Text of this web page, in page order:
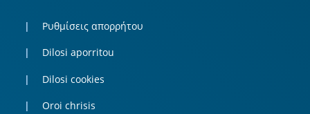
Ρυθμίσεις απορρήτου
Dilosi aporritou
Dilosi cookies
Oroi chrisis